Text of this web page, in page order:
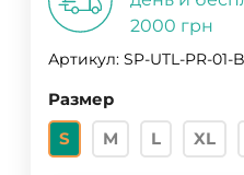
2000 грн
Артикул: SP-UTL-PR-01-
Размер
S M L XL